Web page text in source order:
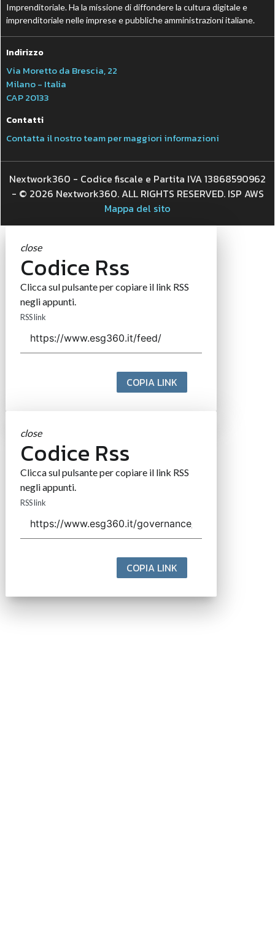
Imprenditoriale. Ha la missione di diffondere la cultura digitale e
imprenditoriale nelle imprese e pubbliche amministrazioni italiane.
Indirizzo
Via Moretto da Brescia, 22
Milano - Italia
CAP 20133
Contatti
Contatta il nostro team per maggiori informazioni
Nextwork360 - Codice fiscale e Partita IVA 13868590962
- © 2026 Nextwork360. ALL RIGHTS RESERVED. ISP AWS
Mappa del sito
close
Codice Rss
Clicca sul pulsante per copiare il link RSS
negli appunti.
RSS link
COPIA LINK
close
Codice Rss
Clicca sul pulsante per copiare il link RSS
negli appunti.
RSS link
COPIA LINK